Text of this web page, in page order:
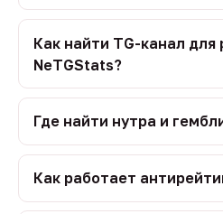
Как найти TG-канал для
NeTGStats?
Где найти нутра и
Как работает